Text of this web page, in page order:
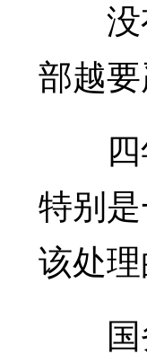
没有
部越
四年
特别
该处
国务